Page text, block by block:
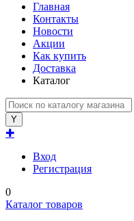
Главная
Контакты
Новости
Акции
Как купить
Доставка
Каталог
✚
Вход
Регистрация
0
Каталог товаров